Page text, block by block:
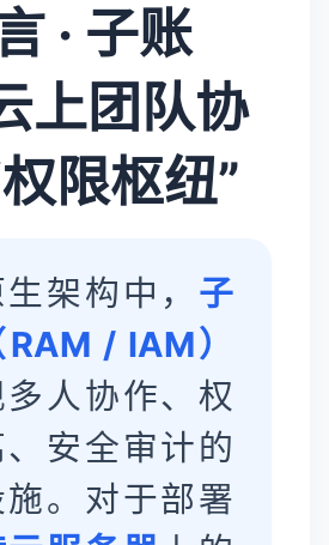
· 子账
上团队协
限枢纽”
架构中， 子
/ IAM）
人协作、权
、安全审计的
。对于部署